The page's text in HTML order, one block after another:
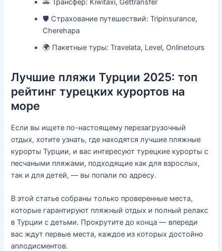
🛡 Страхование путешествий: Tripinsurance,
Cherehapa
🌍 Пакетные туры: Travelata, Level, Onlinetours
Лучшие пляжи Турции 2025: топ
рейтинг турецких курортов на
море
Если вы ищете по-настоящему перезагрузочный
отдых, хотите узнать, где находятся лучшие пляжные
курорты Турции, и вас интересуют турецкие курорты с
песчаными пляжами, подходящие как для взрослых,
так и для детей, — вы попали по адресу.
В этой статье собраны только проверенные места,
которые гарантируют пляжный отдых и полный релакс
в Турции с детьми. Прокрутите до конца — впереди
вас ждут первые места, каждое из которых достойно
аплодисментов.